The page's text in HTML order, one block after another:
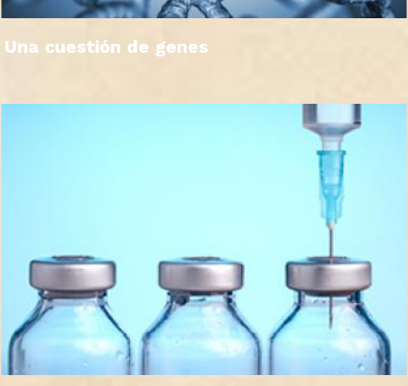
Una cuestión de genes